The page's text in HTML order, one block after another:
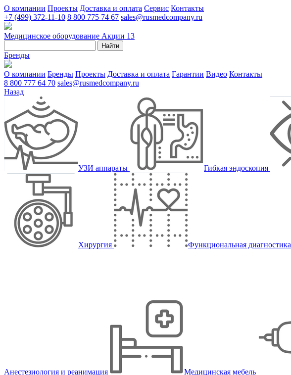
О компании Проекты Доставка и оплата Сервис Контакты
+7 (499) 372-11-10 8 800 775 74 67 sales@rusmedcompany.ru
Медицинское оборудование Акции 13
Найти
Бренды
О компании Бренды Проекты Доставка и оплата Гарантии Видео Контакты
8 800 777 64 70 sales@rusmedcompany.ru
Назад
УЗИ аппараты Гибкая эндоскопия
Хирургия Функциональная диагностика
Анестезиология и реанимация Медицинская мебель